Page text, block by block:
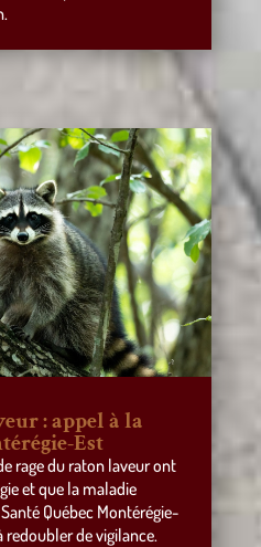
: appel à la
Est
rage du raton laveur ont
et que la maladie
Québec Montérégie-
de vigilance.